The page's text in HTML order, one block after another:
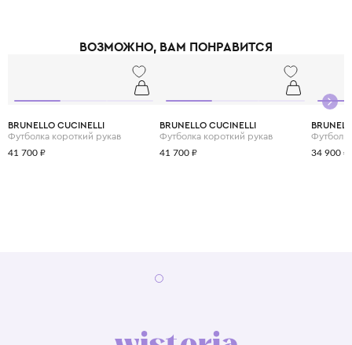
ВОЗМОЖНО, ВАМ ПОНРАВИТСЯ
BRUNELLO CUCINELLI
Футболка короткий рукав
41 700 ₽
BRUNELLO CUCINELLI
Футболка короткий рукав
41 700 ₽ 34 900 ₽